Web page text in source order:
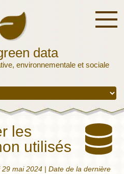
data
environnementale et sociale
les
utilisés
29 mai 2024 | Date de la dernière